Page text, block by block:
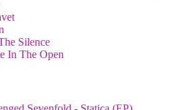
Silence
In The Open